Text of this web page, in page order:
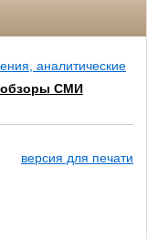
аналитические
обзоры СМИ
версия для печати